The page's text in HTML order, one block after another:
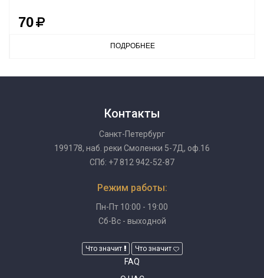
70
ПОДРОБНЕЕ
Контакты
Санкт-Петербург
199178, наб. реки Смоленки 5-7Д, оф.16
СПб: +7 812 942-52-87
Режим работы:
Пн-Пт 10:00 - 19:00
Сб-Вс - выходной
Что значит Что значит
FAQ